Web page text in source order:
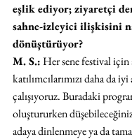
eşlik ediyor; ziyaretçi
sahne-izleyici ilişkisini
dönüştürüyor?
M. S.: Her sene festival için
katılımcılarımızı daha da
çalışıyoruz. Buradaki
oluştururken
adaya dinlenmeye ya da